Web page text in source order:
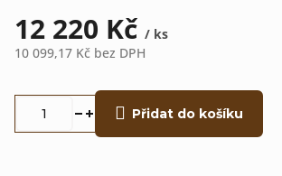
12 220 Kč / ks
10 099,17 Kč bez DPH
Přidat do košíku